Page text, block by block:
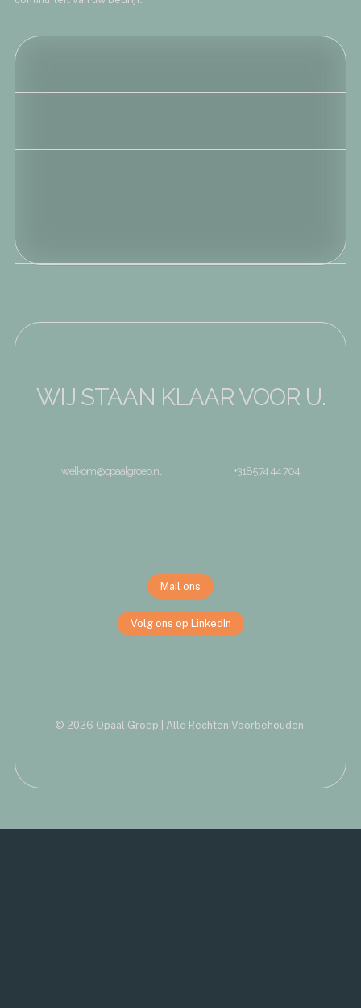
WIJ STAAN KLAAR VOOR U.
welkom@opaalgroep.nl +3185 74 44 704
Mail ons
Volg ons op LinkedIn
© 2026 Opaal Groep | Alle Rechten Voorbehouden.